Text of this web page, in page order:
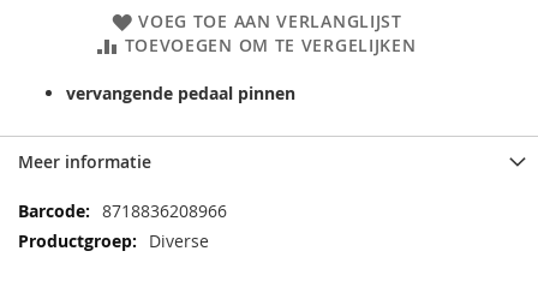
VOEG TOE AAN VERLANGLIJST
TOEVOEGEN OM TE VERGELIJKEN
vervangende pedaal pinnen
Meer informatie
Meer
informatie
8718836208966
Diverse